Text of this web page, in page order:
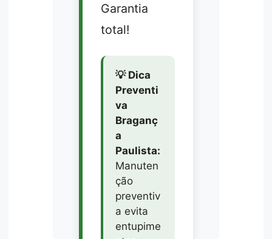
Garantia
total!
💡 Dica
Preventi
va
Braganç
a
Paulista:
Manuten
ção
preventiv
a evita
entupime